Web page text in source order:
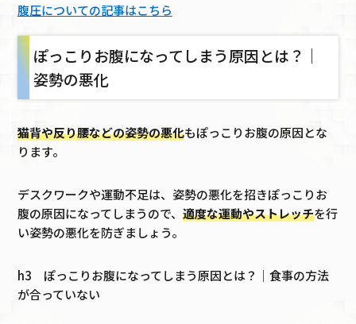
腹圧についての記事はこちら
ぽっこりお腹になってしまう原因とは？｜
姿勢の悪化
猫背や反り腰などの姿勢の悪化もぽっこりお腹の原因とな
ります。
デスクワークや運動不足は、姿勢の悪化を招きぽっこりお
腹の原因になってしまうので、 適度な運動やストレッチを行
い姿勢の悪化を防ぎましょう。
h3 ぽっこりお腹になってしまう原因とは？｜食事の方法
が合っていない